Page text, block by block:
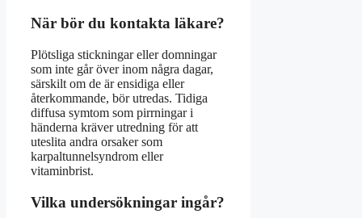
När bör du kontakta läkare?
Plötsliga stickningar eller domningar
som inte går över inom några dagar,
särskilt om de är ensidiga eller
återkommande, bör utredas. Tidiga
diffusa symtom som pirrningar i
händerna kräver utredning för att
uteslita andra orsaker som
karpaltunnelsyndrom eller
vitaminbrist.
Vilka undersökningar ingår?